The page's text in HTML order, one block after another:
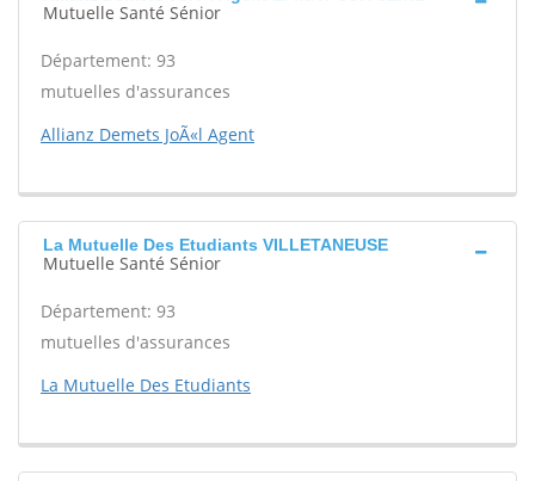
Mutuelle Santé Sénior
Département: 93
mutuelles d'assurances
Allianz Demets JoÃ«l Agent
La Mutuelle Des Etudiants VILLETANEUSE
Mutuelle Santé Sénior
Département: 93
mutuelles d'assurances
La Mutuelle Des Etudiants